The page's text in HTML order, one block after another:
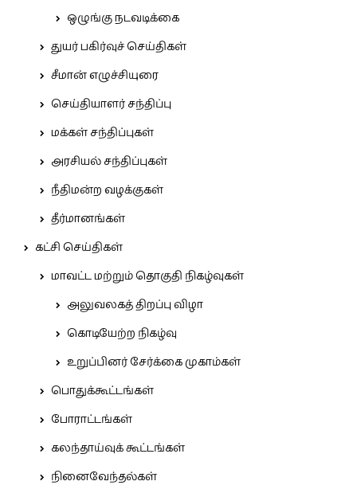
ஒழுங்கு நடவடிக்கை
துயர் பகிர்வுச் செய்திகள்
சீமான் எழுச்சியுரை
செய்தியாளர் சந்திப்பு
மக்கள் சந்திப்புகள்
அரசியல் சந்திப்புகள்
நீதிமன்ற வழக்குகள்
தீர்மானங்கள்
கட்சி செய்திகள்
மாவட்ட மற்றும் தொகுதி நிகழ்வுகள்
அலுவலகத் திறப்பு விழா
கொடியேற்ற நிகழ்வு
உறுப்பினர் சேர்க்கை முகாம்கள்
பொதுக்கூட்டங்கள்
போராட்டங்கள்
கலந்தாய்வுக் கூட்டங்கள்
நினைவேந்தல்கள்